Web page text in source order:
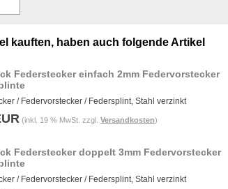
kauften, haben auch folgende Artikel
Federstecker einfach 2mm Federvorstecker
/ Federvorstecker / Federsplint, Stahl verzinkt
(inkl. 19 % MwSt. zzgl. Versandkosten)
Federstecker doppelt 3mm Federvorstecker
/ Federvorstecker / Federsplint, Stahl verzinkt